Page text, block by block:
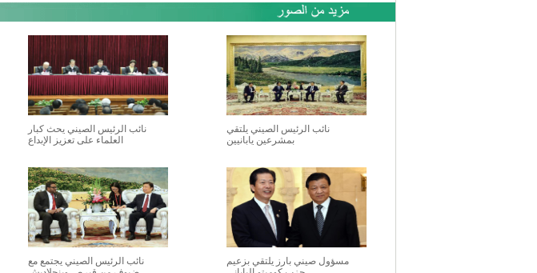
نائب الرئيس الصيني يلتقي
بمشرعين يابانيين
نائب الرئيس الصيني يحث كبار
العلماء على تعزيز الإبداع
مسؤول صيني بارز يلتقي بزعيم
نائب الرئيس الصيني يجتمع مع